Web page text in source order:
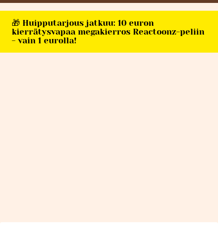
🎁 Huipputarjous jatkuu: 10 euron
kierrätysvapaa megakierros Reactoonz-peliin
- vain 1 eurolla!